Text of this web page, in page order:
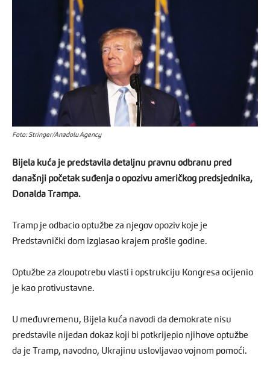
Foto: Stringer/Anadolu Agency
Bijela kuća je predstavila detaljnu pravnu odbranu pred
današnji početak suđenja o opozivu američkog predsjednika,
Donalda Trampa.
Tramp je odbacio optužbe za njegov opoziv koje je
Predstavnički dom izglasao krajem prošle godine.
Optužbe za zloupotrebu vlasti i opstrukciju Kongresa ocijenio
je kao protivustavne.
U međuvremenu, Bijela kuća navodi da demokrate nisu
predstavile nijedan dokaz koji bi potkrijepio njihove optužbe
da je Tramp, navodno, Ukrajinu uslovljavao vojnom pomoći.